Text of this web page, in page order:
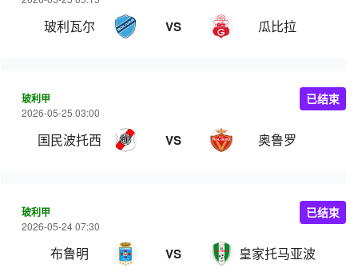
玻利瓦尔 VS 瓜比拉
玻利甲
2026-05-25 03:00
国民波托西 VS 奥鲁罗
已结束
玻利甲
2026-05-24 07:30
布鲁明 VS 皇家托马亚波
已结束